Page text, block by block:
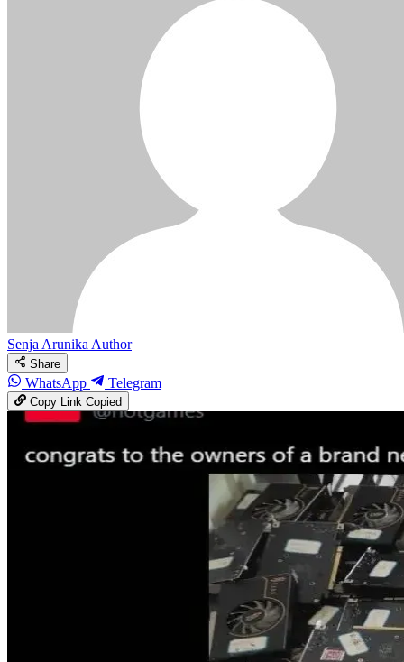
Senja ArunikaAuthor
Share
WhatsApp Telegram
Copy LinkCopied